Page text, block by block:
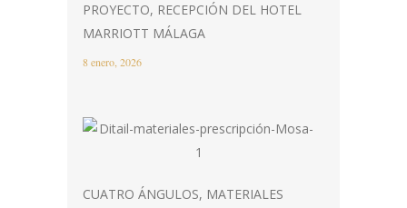
PROYECTO, RECEPCIÓN DEL HOTEL
MARRIOTT MÁLAGA
8 enero, 2026
CUATRO ÁNGULOS, MATERIALES